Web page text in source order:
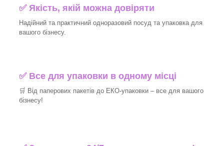
✅ Якість, якій можна довіряти
Надійний та практичний одноразовий посуд та упаковка для
вашого бізнесу.
✅ Все для упаковки в одному місці
🛒 Від паперових пакетів до ЕКО-упаковки – все для вашого
бізнесу!